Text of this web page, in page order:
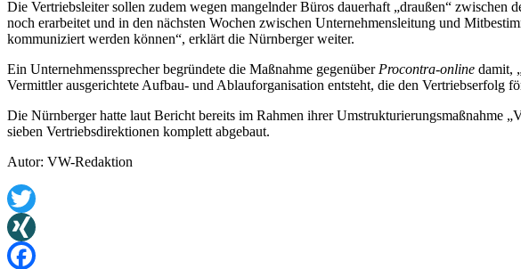
Die Vertriebsleiter sollen zudem wegen mangelnder Büros dauerhaft „draußen“
noch erarbeitet und in den nächsten Wochen zwischen Unternehmensleitung und
kommuniziert werden können“, erklärt die Nürnberger weiter.
Ein Unternehmenssprecher begründete die Maßnahme gegenüberProcontra-online damit,
Vermittler ausgerichtete Aufbau- und Ablauforganisation entsteht, die den Vertriebserfolg
Die Nürnberger hatte laut Bericht bereits im Rahmen ihrer Umstrukturierungsmaßnahme
sieben Vertriebsdirektionen komplett abgebaut.
Autor: VW-Redaktion
Twitter
XING